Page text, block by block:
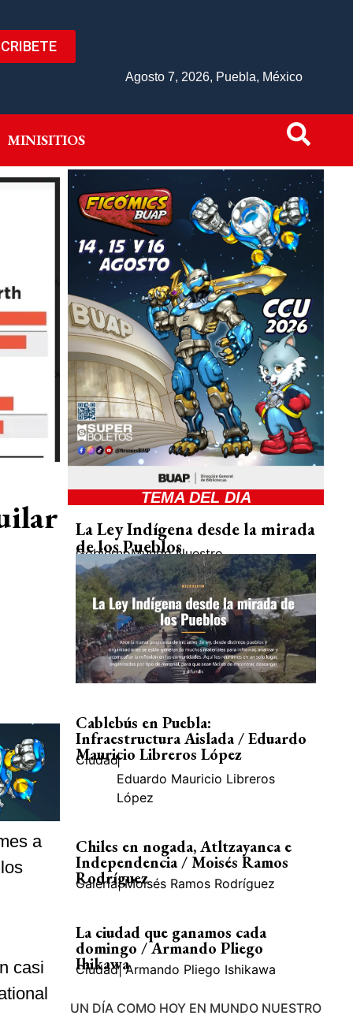
Agosto 7, 2026, Puebla, México
MINISITIOS
MINISITIOS
a
casi
TEMA DEL DIA
La Ley Indígena desde la mirada
de los Pueblos
GobiernoMundo Nuestro
Cablebús en Puebla:
Infraestructura Aislada / Eduardo
Mauricio Libreros López
Ciudad|
Eduardo Mauricio Libreros
López
Chiles en nogada, Atltzayanca e
Independencia / Moisés Ramos
Rodríguez
Galería| Moisés Ramos Rodríguez
La ciudad que ganamos cada
domingo / Armando Pliego
Ihikawa
Ciudad| Armando Pliego Ishikawa
UN DÍA COMO HOY EN MUNDO NUESTRO